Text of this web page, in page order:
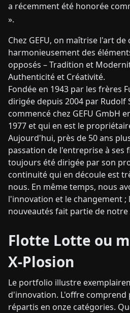
a récemment été honorée
».
Chez GEFU, on maîtrise l'art
harmonieusement des
opposés – Tradition et
Authenticité et Créativité.
Fondée en 1943 par les frères
dirigée depuis 2004 par Rudolf
commencé chez GEFU GmbH
1977 et qui en est le
Aujourd'hui, près de 50 ans
passation de l'entreprise à ses
toujours été dirigée par son
continuité qui en découle est
nous. En même temps, nous
l'innovation et le changement ;
nouveautés fait partie de notre
Flotte Lotte ou
X-Plosion
Le portfolio illustre
d'innovation. L'offre comprend
répartis en onze catégories.